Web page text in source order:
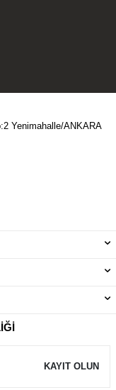
Yenimahalle/ANKARA
KAYIT OLUN